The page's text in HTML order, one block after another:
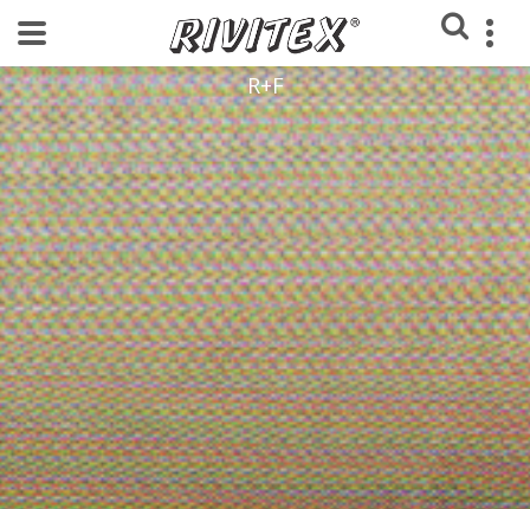
Home Sobre Peças
NOVO Anel Turbo
R+F